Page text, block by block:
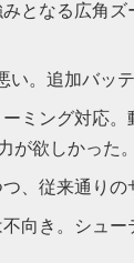
となる広角
い。追加バッ
ーミング対応
が欲しかった。
、従来通りの
向き。シュー